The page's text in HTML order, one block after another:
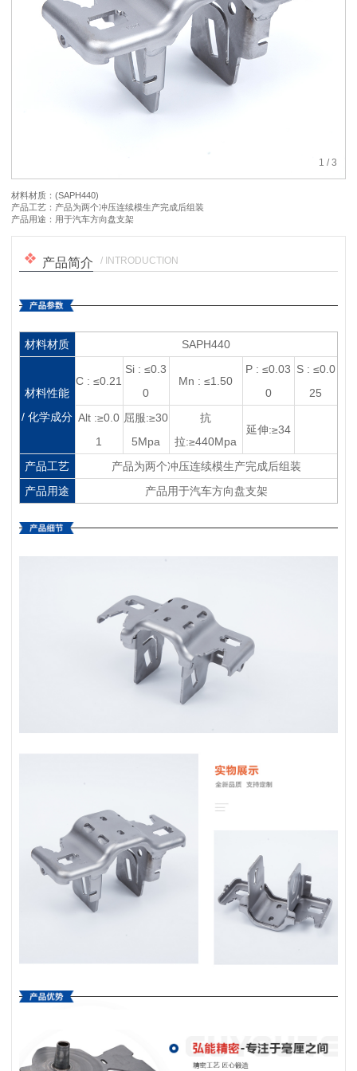
1 /3
材料材质：(SAPH440)
产品工艺：产品为两个冲压连续模生产完成后组装
产品用途：用于汽车方向盘支架
产品简介 / INTRODUCTION
材料材质 SAPH440
材料性能
/ 化学成分
C : ≤0.21
Si : ≤0.3
0
Mn : ≤1.50
P : ≤0.03
0
S : ≤0.0
25
Alt :≥0.0
1
屈服:≥30
5Mpa
抗
拉:≥440Mpa
延伸:≥34
产品工艺
产品为两个冲压连续模生产完成后组装
产品用途
产品用于汽车方向盘支架